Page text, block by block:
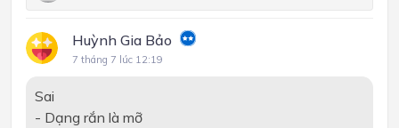
Huỳnh Gia Bảo
7 tháng 7 lúc 12:19
Sai
- Dạng rắn là mỡ